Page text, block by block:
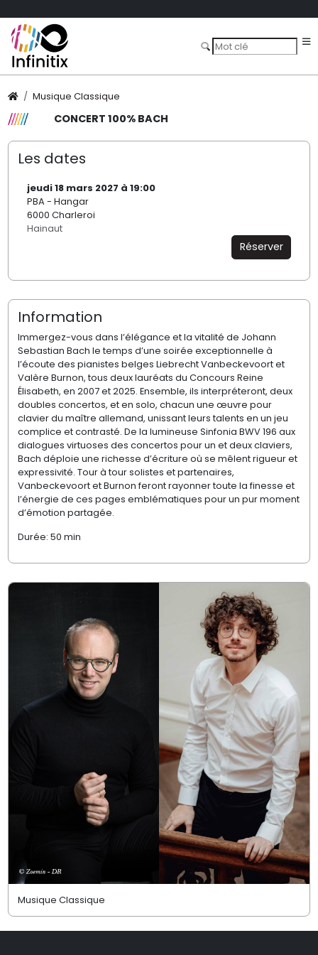
Musique Classique
CONCERT 100% BACH
Les dates
jeudi 18 mars 2027 à 19:00
PBA - Hangar
6000 Charleroi
Hainaut
Réserver
Information
Immergez-vous dans l’élégance et la vitalité de Johann
Sebastian Bach le temps d’une soirée exceptionnelle à
l’écoute des pianistes belges Liebrecht Vanbeckevoort et
Valère Burnon, tous deux lauréats du Concours Reine
Élisabeth, en 2007 et 2025. Ensemble, ils interpréteront, deux
doubles concertos, et en solo, chacun une œuvre pour
clavier du maître allemand, unissant leurs talents en un jeu
complice et contrasté. De la lumineuse Sinfonia BWV 196 aux
dialogues virtuoses des concertos pour un et deux claviers,
Bach déploie une richesse d’écriture où se mêlent rigueur et
expressivité. Tour à tour solistes et partenaires,
Vanbeckevoort et Burnon feront rayonner toute la finesse et
l’énergie de ces pages emblématiques pour un pur moment
d’émotion partagée.
Durée: 50 min
Musique Classique